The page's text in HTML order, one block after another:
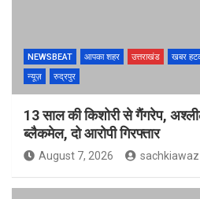
NEWSBEAT आपका शहर उत्तराखंड खबर
न्यूज़
रुद्रपुर
13 साल की किशोरी से गैंगरेप,
ब्लैकमेल, दो आरोपी गिरफ्तार
August 7, 2026 sachkiawaz